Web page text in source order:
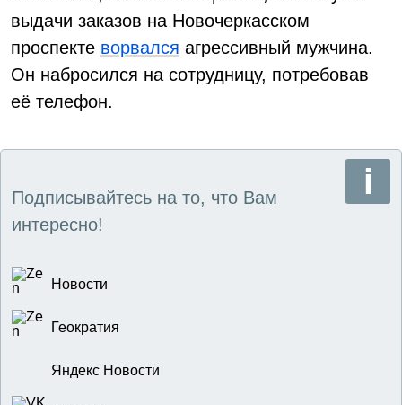
выдачи заказов на Новочеркасском
проспекте ворвался агрессивный мужчина.
Он набросился на сотрудницу, потребовав
её телефон.
Подписывайтесь на то, что Вам
интересно!
Новости
Геократия
Яндекс Новости